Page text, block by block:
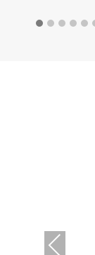
Previ